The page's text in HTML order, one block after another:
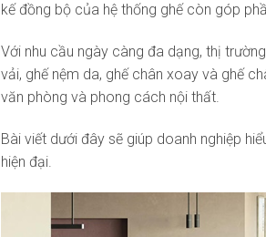
kế đồng bộ của hệ thống ghế còn góp
Với nhu cầu ngày càng đa dạng, thị trường
vải, ghế nệm da, ghế chân xoay và ghế
văn phòng và phong cách nội thất.
Bài viết dưới đây sẽ giúp doanh nghiệp
hiện đại.